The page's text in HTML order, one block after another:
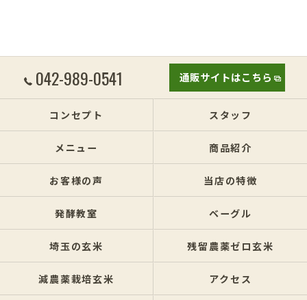
042-989-0541 通販サイトはこちら
コンセプト スタッフ
メニュー 商品紹介
お客様の声 当店の特徴
発酵教室 ベーグル
埼玉の玄米 残留農薬ゼロ玄米
減農薬栽培玄米 アクセス